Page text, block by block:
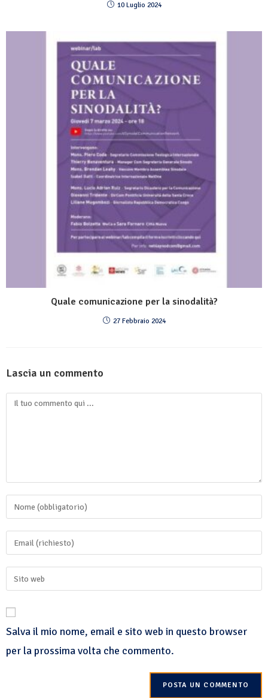
10 Luglio 2024
Quale comunicazione per la sinodalità?
27 Febbraio 2024
Lascia un commento
Salva il mio nome, email e sito web in questo browser
per la prossima volta che commento.